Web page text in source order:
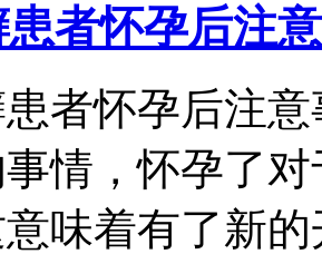
者怀孕后注意
者怀孕后注
情，怀孕了
味着有了新